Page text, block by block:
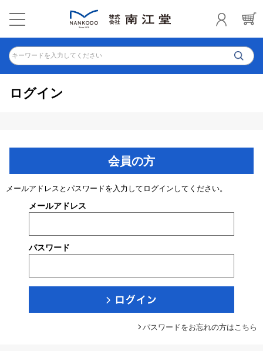
キーワードを入力してください
ログイン
会員の方
メールアドレスとパスワードを入力してログインしてください。
メールアドレス
パスワード
パスワードをお忘れの方はこちら